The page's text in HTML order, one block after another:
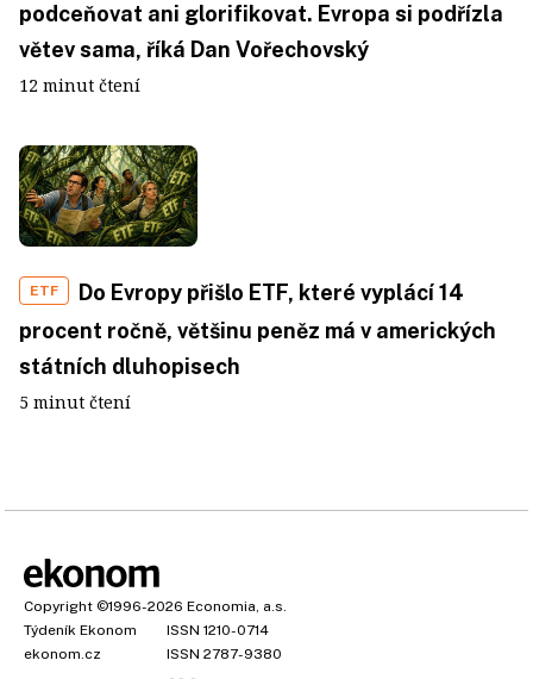
podceňovat ani glorifikovat. Evropa si podřízla
větev sama, říká Dan Vořechovský
12 minut čtení
ETF
Do Evropy přišlo ETF, které vyplácí 14
procent ročně, většinu peněz má v amerických
státních dluhopisech
5 minut čtení
Copyright ©1996-2026 Economia, a.s.
Týdeník Ekonom
ISSN 1210-0714
ekonom.cz
ISSN 2787-9380